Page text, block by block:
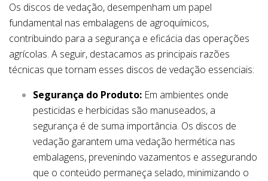
Os discos de vedação, desempenham um papel
fundamental nas embalagens de agroquímicos,
contribuindo para a segurança e eficácia das operações
agrícolas. A seguir, destacamos as principais razões
técnicas que tornam esses discos de vedação essenciais:
Segurança do Produto: Em ambientes onde
pesticidas e herbicidas são manuseados, a
segurança é de suma importância. Os discos de
vedação garantem uma vedação hermética nas
embalagens, prevenindo vazamentos e assegurando
que o conteúdo permaneça selado, minimizando o